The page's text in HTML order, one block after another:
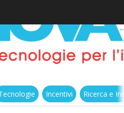
Incentivi Ricerca e